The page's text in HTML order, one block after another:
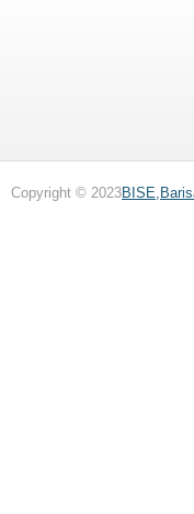
Copyright © 2023